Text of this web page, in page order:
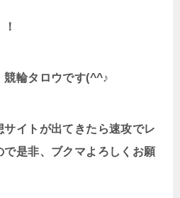
競輪タロウです(^^♪
イトが出てきたら速攻でレ
で是非、ブクマよろしくお願